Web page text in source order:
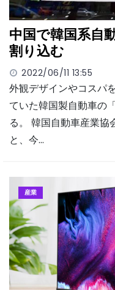
中国で韓国系自
割り込む
2022/06/11 13:55
外観デザインやコスパ
ていた韓国製自動車の
る。 韓国自動車産業協
と、今…
産業